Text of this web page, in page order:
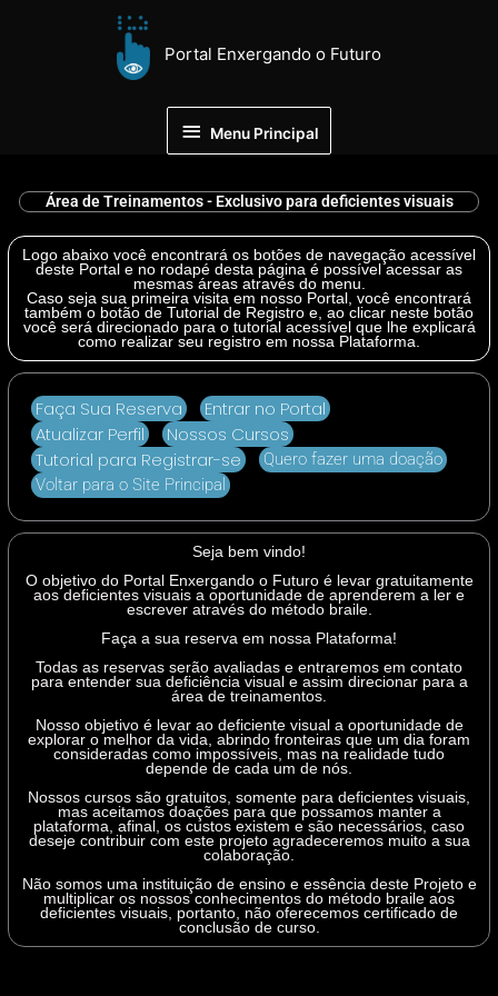
Portal Enxergando o Futuro
Principal
Menu Principal
Área de Treinamentos - Exclusivo para deficientes visuais
Logo abaixo você encontrará os botões de navegação acessível
deste Portal e no rodapé desta página é possível acessar as
mesmas áreas através do menu.
Caso seja sua primeira visita em nosso Portal, você encontrará
também o botão de Tutorial de Registro e, ao clicar neste botão
você será direcionado para o tutorial acessível que lhe explicará
como realizar seu registro em nossa Plataforma.
Faça Sua Reserva
Entrar no Portal
Atualizar Perfil
Nossos Cursos
Tutorial para Registrar-se
Quero fazer uma doação
Voltar para o Site Principal
Seja bem vindo!
O objetivo do Portal Enxergando o Futuro é levar gratuitamente
aos deficientes visuais a oportunidade de aprenderem a ler e
escrever através do método braile.
Faça a sua reserva em nossa Plataforma!
Todas as reservas serão avaliadas e entraremos em contato
para entender sua deficiência visual e assim direcionar para a
área de treinamentos.
Nosso objetivo é levar ao deficiente visual a oportunidade de
explorar o melhor da vida, abrindo fronteiras que um dia foram
consideradas como impossíveis, mas na realidade tudo
depende de cada um de nós.
Nossos cursos são gratuitos, somente para deficientes visuais,
mas aceitamos doações para que possamos manter a
plataforma, afinal, os custos existem e são necessários, caso
deseje contribuir com este projeto agradeceremos muito a sua
colaboração.
Não somos uma instituição de ensino e essência deste Projeto e
multiplicar os nossos conhecimentos do método braile aos
deficientes visuais, portanto, não oferecemos certificado de
conclusão de curso.